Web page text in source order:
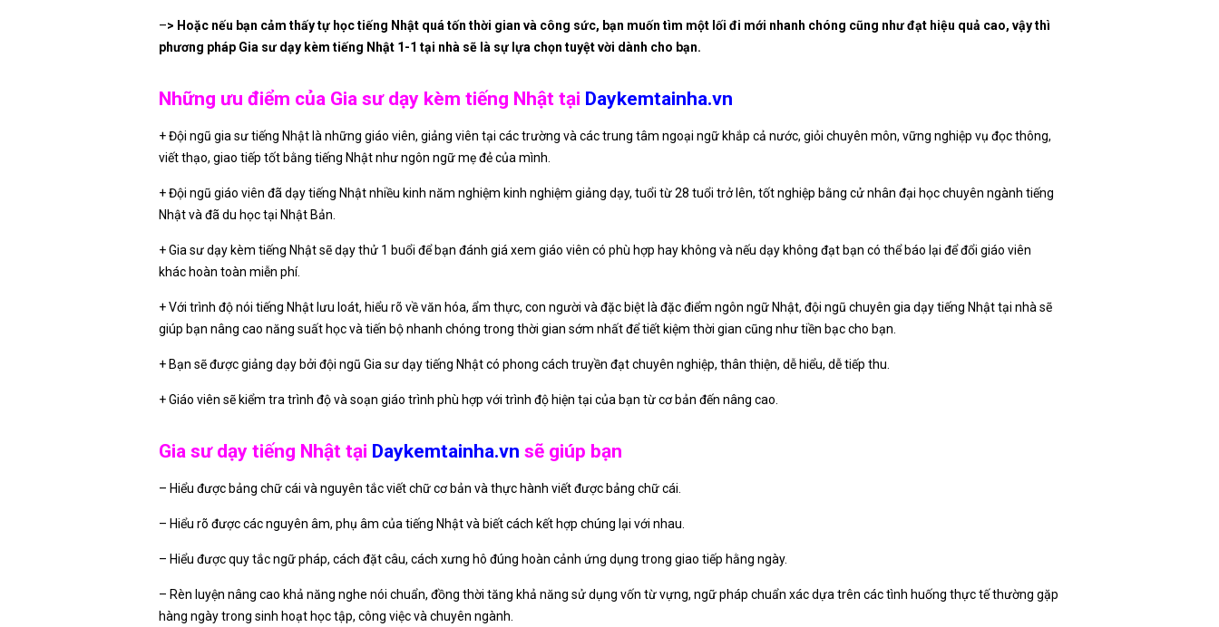
–> Hoặc nếu bạn cảm thấy tự học tiếng Nhật quá tốn thời gian và công sức, bạn muốn tìm một lối đi mới nhanh chóng cũng như đạt hiệu quả cao, vậy thì
phương pháp Gia sư dạy kèm tiếng Nhật 1-1 tại nhà sẽ là sự lựa chọn tuyệt vời dành cho bạn.
Những ưu điểm của Gia sư dạy kèm tiếng Nhật tại Daykemtainha.vn
+ Đội ngũ gia sư tiếng Nhật là những giáo viên, giảng viên tại các trường và các trung tâm ngoại ngữ khắp cả nước, giỏi chuyên môn, vững nghiệp vụ đọc thông,
viết thạo, giao tiếp tốt bằng tiếng Nhật như ngôn ngữ mẹ đẻ của mình.
+ Đội ngũ giáo viên đã dạy tiếng Nhật nhiều kinh năm nghiệm kinh nghiệm giảng dạy, tuổi từ 28 tuổi trở lên, tốt nghiệp bằng cử nhân đại học chuyên ngành tiếng
Nhật và đã du học tại Nhật Bản.
+ Gia sư dạy kèm tiếng Nhật sẽ dạy thử 1 buổi để bạn đánh giá xem giáo viên có phù hợp hay không và nếu dạy không đạt bạn có thể báo lại để đổi giáo viên
khác hoàn toàn miễn phí.
+ Với trình độ nói tiếng Nhật lưu loát, hiểu rõ về văn hóa, ẩm thực, con người và đặc biệt là đặc điểm ngôn ngữ Nhật, đội ngũ chuyên gia dạy tiếng Nhật tại nhà sẽ
giúp bạn nâng cao năng suất học và tiến bộ nhanh chóng trong thời gian sớm nhất để tiết kiệm thời gian cũng như tiền bạc cho bạn.
+ Bạn sẽ được giảng dạy bởi đội ngũ Gia sư dạy tiếng Nhật có phong cách truyền đạt chuyên nghiệp, thân thiện, dễ hiểu, dễ tiếp thu.
+ Giáo viên sẽ kiểm tra trình độ và soạn giáo trình phù hợp với trình độ hiện tại của bạn từ cơ bản đến nâng cao.
Gia sư dạy tiếng Nhật tại Daykemtainha.vn sẽ giúp bạn
– Hiểu được bảng chữ cái và nguyên tắc viết chữ cơ bản và thực hành viết được bảng chữ cái.
– Hiểu rõ được các nguyên âm, phụ âm của tiếng Nhật và biết cách kết hợp chúng lại với nhau.
– Hiểu được quy tắc ngữ pháp, cách đặt câu, cách xưng hô đúng hoàn cảnh ứng dụng trong giao tiếp hằng ngày.
– Rèn luyện nâng cao khả năng nghe nói chuẩn, đồng thời tăng khả năng sử dụng vốn từ vựng, ngữ pháp chuẩn xác dựa trên các tình huống thực tế thường gặp
hàng ngày trong sinh hoạt học tập, công việc và chuyên ngành.